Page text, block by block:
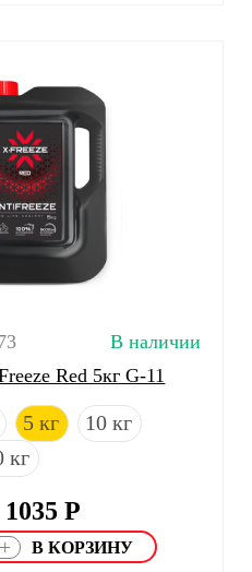
В наличии
Red 5кг G-11
5 кг
10 кг
кг
1035Р
+